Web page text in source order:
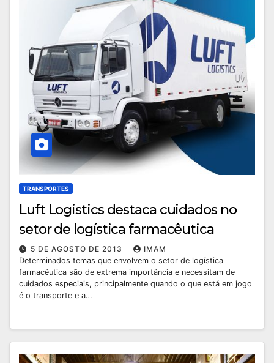
TRANSPORTES
Luft Logistics destaca cuidados no
setor de logística farmacêutica
5 DE AGOSTO DE 2013
IMAM
Determinados temas que envolvem o setor de logística
farmacêutica são de extrema importância e necessitam de
cuidados especiais, principalmente quando o que está em jogo
é o transporte e a…